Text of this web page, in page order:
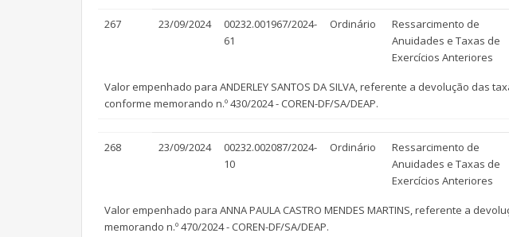
267 23/09/2024
00232.001967/2024-
61
Ordinário
Ressarcimento de
Anuidades e Taxas de
Exercícios Anteriores
Valor empenhado para ANDERLEY SANTOS DA SILVA, referente a devolução
conforme memorando n.º 430/2024 - COREN-DF/SA/DEAP.
268 23/09/2024
00232.002087/2024-
10
Ordinário
Ressarcimento de
Anuidades e Taxas de
Exercícios Anteriores
Valor empenhado para ANNA PAULA CASTRO MENDES MARTINS, referente a
memorando n.º 470/2024 - COREN-DF/SA/DEAP.